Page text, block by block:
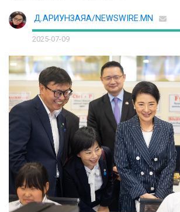
Д.АРИУНЗАЯА/NEWSWIRE.MN
2025-07-09